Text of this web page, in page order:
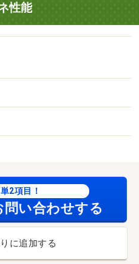
性能
2項目！
問い合わせする
に追加する